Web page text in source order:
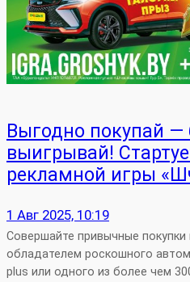
Выгодно покупай —
выигрывай!
рекламной игры
1 Авг 2025, 10:19
Совершайте привычные покупки
обладателем роскошного
plus или одного из более чем